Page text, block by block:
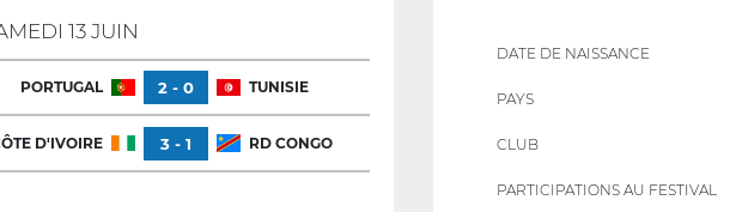
13 JUIN
PORTUGAL 2 - 0 TUNISIE
D'IVOIRE 3 - 1 RD CONGO
DATE DE NAISSANCE
PAYS
CLUB
PARTICIPATIONS AU FESTIVAL